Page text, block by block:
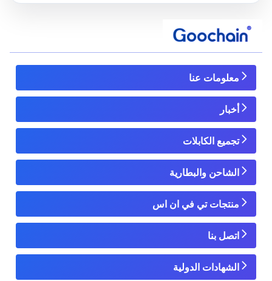
معلومات عنا
أخبار
تجميع الكابلات
الشاحن والبطارية
منتجات تي في ان اس
اتصل بنا
الشهادات الدولية